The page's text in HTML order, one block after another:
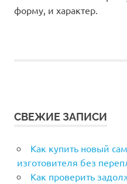
форму, и характер.
СВЕЖИЕ ЗАПИСИ
Как купить новый
изготовителя без
Как проверить